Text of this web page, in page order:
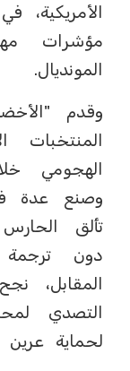
الأمريكية،
مؤشرات
المونديال.
وقدم
الهجومي
وصنع عدة
تألق
دون
المقابل،
التصدي
لحماية عرين